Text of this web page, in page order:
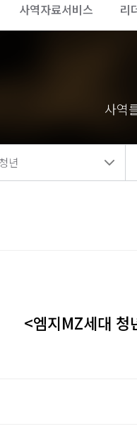
사역자료서비스 리
사역
청년
<엠지MZ세대